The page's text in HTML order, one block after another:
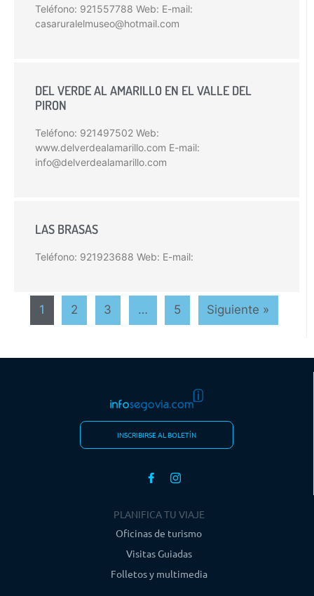
Teléfono: 921557788 Web: E-mail:
casaruralelmuseo@hotmail.com
DEL VERDE AL AMARILLO EN EL VALLE DEL
PIRON
Teléfono: 921497502 Web:
www.delverdealamarillo.com E-mail:
info@delverdealamarillo.com
LAS BRASAS
Teléfono: 921923688 Web: E-mail:
1 2 3 … 5 Siguiente »
INSCRIBIRSE AL BOLETÍN
PLANIFICA TU VIAJE
Oficinas de turismo
Visitas Guiadas
Folletos y multimedia